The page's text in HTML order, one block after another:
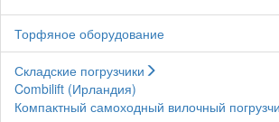
Торфяное оборудование
Складские погрузчики
Combilift (Ирландия)
Компактный самоходный вилочный